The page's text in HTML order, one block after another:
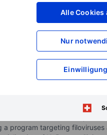
Alle Cookies
Nur
based in the United
company operates
toxin vaccine candidate,
program targeting